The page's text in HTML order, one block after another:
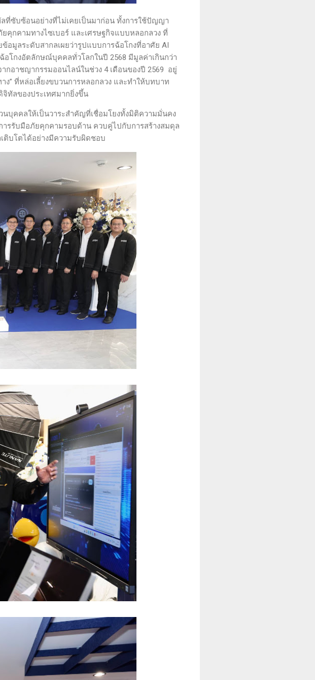
ที่ซับซ้อนอย่างที่ไม่เคยเป็นมาก่อน ทั้งการใช้ปัญญา
คุกคามทางไซเบอร์ และเศรษฐกิจแบบหลอกลวง ที่
อมูลระดับสากลเผยว่ารูปแบบการฉ้อโกงที่อาศัย AI
อโกงอัตลักษณ์บุคคลทั่วโลกในปี 2568 มีมูลค่าเกินกว่า
กอาชญากรรมออนไลน์ในช่วง 4 เดือนของปี 2569 อยู่
” ที่หล่อเลี้ยงขบวนการหลอกลวง และทำให้บทบาท
ทัลของประเทศมากยิ่งขึ้น
นบุคคลให้เป็นวาระสำคัญที่เชื่อมโยงทั้งมิติความมั่นคง
ารรับมือภัยคุกคามรอบด้าน ควบคู่ไปกับการสร้างสมดุล
ติบโตได้อย่างมีความรับผิดชอบ